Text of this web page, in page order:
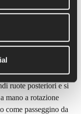
quotidiano
sua facilità d'uso e
ruote posteriori e si
mano a rotazione
come passeggino da